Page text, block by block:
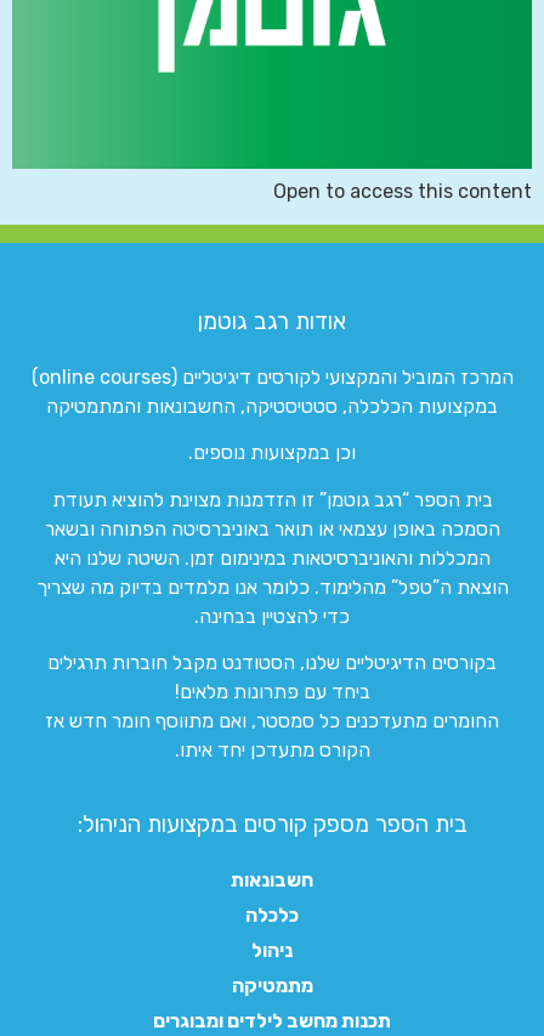
Open to access this content
אודות רגב גוטמן
המרכז המוביל והמקצועי לקורסים דיגיטליים (online courses)
במקצועות הכלכלה, סטטיסטיקה, החשבונאות והמתמטיקה
וכן במקצועות נוספים.
בית הספר “רגב גוטמן” זו הזדמנות מצוינת להוציא תעודת
הסמכה באופן עצמאי או תואר באוניברסיטה הפתוחה ובשאר
המכללות והאוניברסיטאות במינימום זמן. השיטה שלנו היא
הוצאת ה”טפל” מהלימוד. כלומר אנו מלמדים בדיוק מה שצריך
כדי להצטיין בבחינה.
בקורסים הדיגיטליים שלנו, הסטודנט מקבל חוברות תרגילים
ביחד עם פתרונות מלאים!
החומרים מתעדכנים כל סמסטר, ואם מתווסף חומר חדש אז
הקורס מתעדכן יחד איתו.
בית הספר מספק קורסים במקצועות הניהול:
חשבונאות
כלכלה
ניהול
מתמטיקה
תכנות מחשב לילדים ומבוגרים